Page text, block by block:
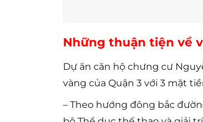
Những thuận tiện về
Dự ăn căn hộ chưng cư
vàng của Quận 3 với 3 mặt
– Theo hướng đông bắc